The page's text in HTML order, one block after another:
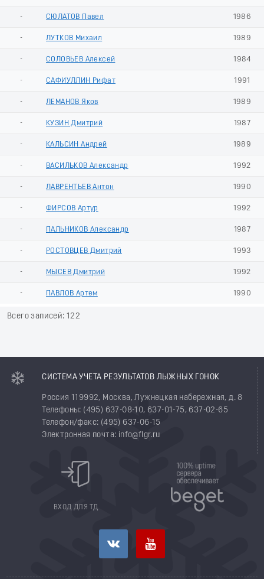
- СЮЛАТОВ Павел 1986
- ЛУТКОВ Михаил 1989
- СОЛОВЬЕВ Алексей 1984
- САФИУЛЛИН Рифат 1991
- ЛЕМАНОВ Яков 1989
- КУЗИН Дмитрий 1987
- КАЛЬСИН Андрей 1989
- ВАСИЛЬКОВ Александр 1992
- ЛАВРЕНТЬЕВ Антон 1990
- ФИРСОВ Артур 1992
- ПАЛЬНИКОВ Александр 1987
- РОСТОВЦЕВ Дмитрий 1993
- МЫСЕВ Дмитрий 1992
- ПАВЛОВ Артем 1990
Всего записей: 122
СИСТЕМА УЧЕТА РЕЗУЛЬТАТОВ ЛЫЖНЫХ ГОНОК
Россия 119992, Москва, Лужнецкая набережная, д. 8
Телефоны: (495) 637-08-10, 637-01-75, 637-02-65
Телефон/факс: (495) 637-06-15
Электронная почта: info@flgr.ru
ВХОД ДЛЯ ТД